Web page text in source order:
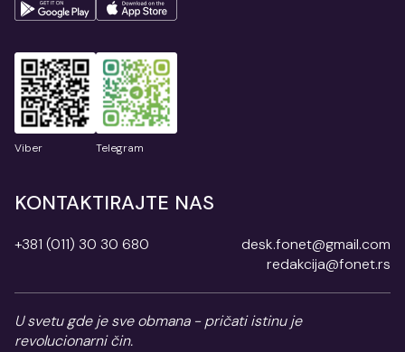
Viber Telegram
KONTAKTIRAJTE NAS
+381 (011) 30 30 680
desk.fonet@gmail.com
redakcija@fonet.rs
U svetu gde je sve obmana - pričati istinu je
revolucionarni čin.